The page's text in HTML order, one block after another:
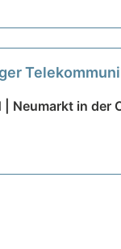
Neumarkt in der